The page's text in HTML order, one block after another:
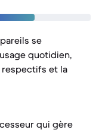
se
quotidien,
respectifs et la
qui gère